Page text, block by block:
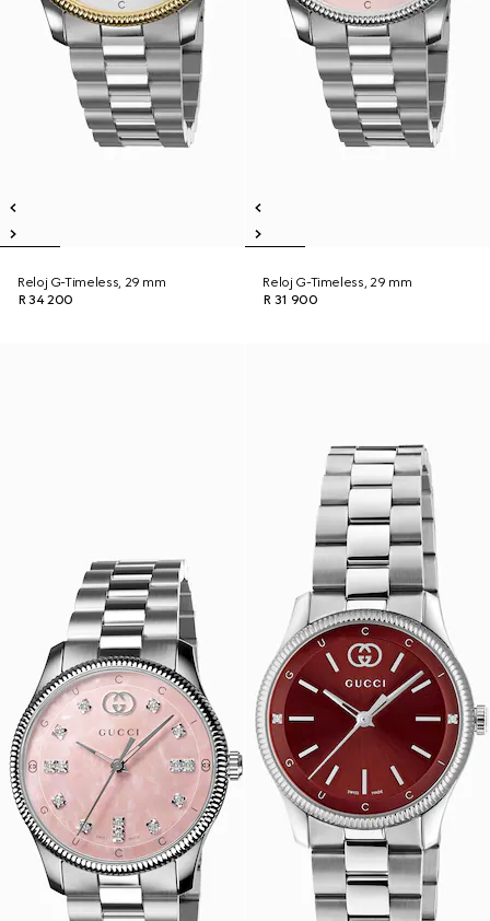
Reloj G-Timeless, 29 mm
R 34 200
Reloj G-Timeless, 29 mm
R 31 900